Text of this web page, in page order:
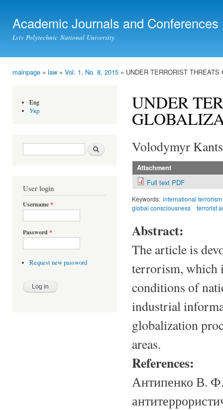
Academic Journals and Conferences
Lviv Polytechnic National University
mainpage » law » Vol. 1, No. 8, 2015 » UNDER TERRORIST
Eng
Укр
Search form Search
User login
Username*
Password *
Request new password
UNDER
Volodymyr
Attachment
Full text PDF
Keywords: international terrorism
global consciousness
terrorist
Abstract:
The article is
terrorism, which
conditions of
industrial
globalization
areas.
References:
Антипенко В.